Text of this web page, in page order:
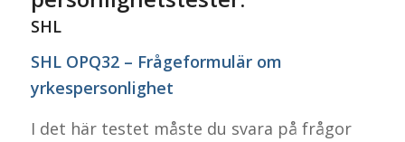
SHL
SHL OPQ32 – Frågeformulär om
yrkespersonlighet
I det här testet måste du svara på frågor